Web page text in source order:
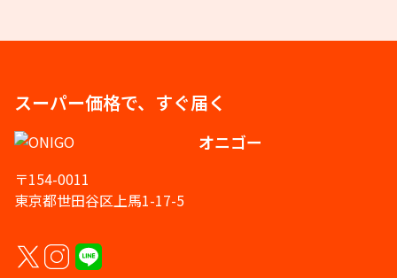
スーパー価格で、すぐ届く
オニゴー
〒154-0011
東京都世田谷区上馬1-17-5